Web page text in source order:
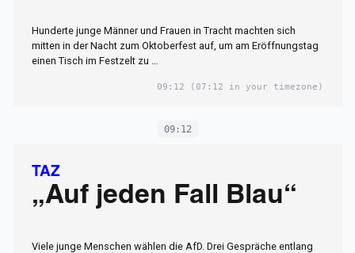
Hunderte junge Männer und Frauen in Tracht machten sich
mitten in der Nacht zum Oktoberfest auf, um am Eröffnungstag
einen Tisch im Festzelt zu …
09:12 (07:12 in your timezone)
09:12
TAZ
„Auf jeden Fall Blau“
Viele junge Menschen wählen die AfD. Drei Gespräche entlang